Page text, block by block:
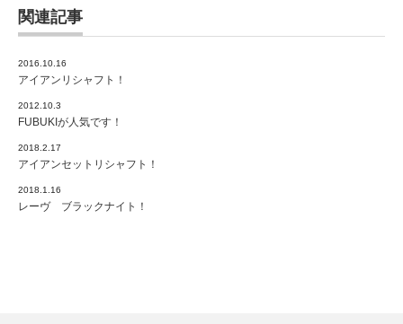
関連記事
2016.10.16
アイアンリシャフト！
2012.10.3
FUBUKIが人気です！
2018.2.17
アイアンセットリシャフト！
2018.1.16
レーヴ ブラックナイト！